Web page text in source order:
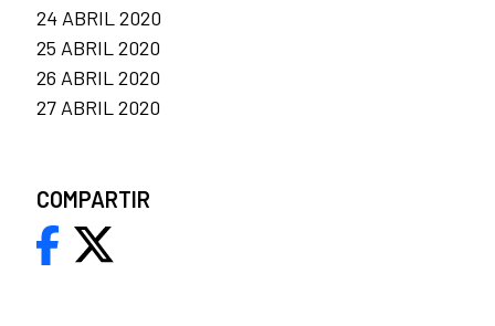
24 ABRIL 2020
25 ABRIL 2020
26 ABRIL 2020
27 ABRIL 2020
COMPARTIR